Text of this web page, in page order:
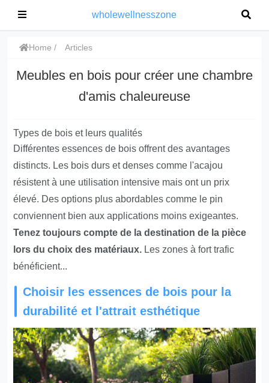
wholewellnesszone
Home Articles
Meubles en bois pour créer une chambre
d'amis chaleureuse
Types de bois et leurs qualités
Différentes essences de bois offrent des avantages
distincts. Les bois durs et denses comme l'acajou
résistent à une utilisation intensive mais ont un prix
élevé. Des options plus abordables comme le pin
conviennent bien aux applications moins exigeantes.
Tenez toujours compte de la destination de la pièce
lors du choix des matériaux. Les zones à fort trafic
bénéficient...
Choisir les essences de bois pour la
durabilité et l'attrait esthétique